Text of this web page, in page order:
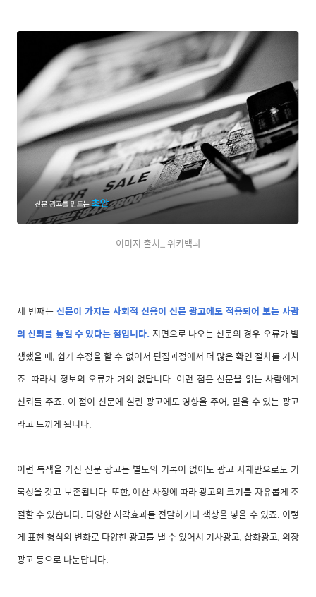
이미지 출처_ 위키백과
세 번째는신문이 가지는 사회적 신용이 신문 광고에도 적용되어 보는 사람
의 신뢰를 높일 수 있다는 점입니다. 지면으로 나오는 신문의 경우 오류가 발
생했을 때, 쉽게 수정을 할 수 없어서 편집과정에서 더 많은 확인 절차를 거치
죠. 따라서 정보의 오류가 거의 없답니다. 이런 점은 신문을 읽는 사람에게
신뢰를 주죠. 이 점이 신문에 실린 광고에도 영향을 주어, 믿을 수 있는 광고
라고 느끼게 됩니다.
이런 특색을 가진 신문 광고는 별도의 기록이 없이도 광고 자체만으로도 기
록성을 갖고 보존됩니다. 또한, 예산 사정에 따라 광고의 크기를 자유롭게 조
절할 수 있습니다. 다양한 시각효과를 전달하거나 색상을 넣을 수 있죠. 이렇
게 표현 형식의 변화로 다양한 광고를 낼 수 있어서 기사광고, 삽화광고, 의장
광고 등으로 나눈답니다.